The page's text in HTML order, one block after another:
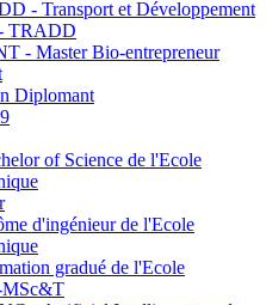
- Transport et Développement
TRADD
- Master Bio-entrepreneur
Diplomant
of Science de l'Ecole
d'ingénieur de l'Ecole
gradué de l'Ecole
MSc&T